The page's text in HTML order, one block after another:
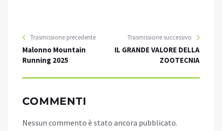
Trasmissione precedente
Malonno Mountain
Running 2025
Trasmissione successivo
IL GRANDE VALORE DELLA
ZOOTECNIA
COMMENTI
Nessun commento è stato ancora pubblicato.